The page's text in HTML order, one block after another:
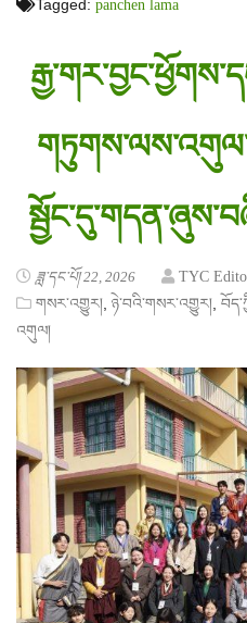
Tagged: panchen lama
ཟླ་དང་པོ། 22, 2026
TYC
གསར་འགྱུར། ཉེ་བའི་གསར་འགྱུར།
འགུལ།